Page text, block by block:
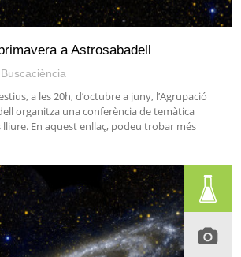
a Astrosabadell
Buscaciència
a les 20h, d’octubre a juny, l’Agrupació
organitza una conferència de temàtica
lliure. En aquest enllaç, podeu trobar més